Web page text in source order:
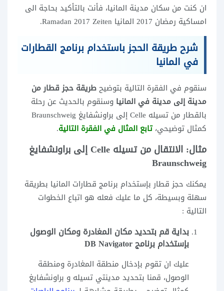
ان كنت من سكان مدينة المانيا، فأنت بالتأكيد بحاجة الى
امساكية رمضان 2017 المانيا Ramadan 2017 Zeiten.
شرح طريقة الحجز باستخدام برنامج القطارات
في المانيا
سنقوم في الفقرة التالية بتوضيحطريقة حجز قطار من
مدينة إلى مدينة في المانيا وسنقوم بالحديث عن رحلة
بالقطار من تسيله Celle إلى براونشفايغ Braunschweig
كمثال توضيحي،تابع المثال في الفقرة التالية.
مثال: الانتقال من تسيله Celle إلى براونشفايغ
Braunschweig
يمكنك حجز قطار بإستخدام برنامج قطارات المانيا بطريقة
سهلة وبسيطة، كل ما عليك فعله هو اتباع الخطوات
التالية :
بداية قم بتحديد مكان المغادرة ومكان الوصول
بإستخدام برنامج DB Navigator
عليك ان تقوم بإدخال منطقة المغادرة ومنطقة
الوصول، قمنا بتحديد مدينتي تسيله و براونشفايغ